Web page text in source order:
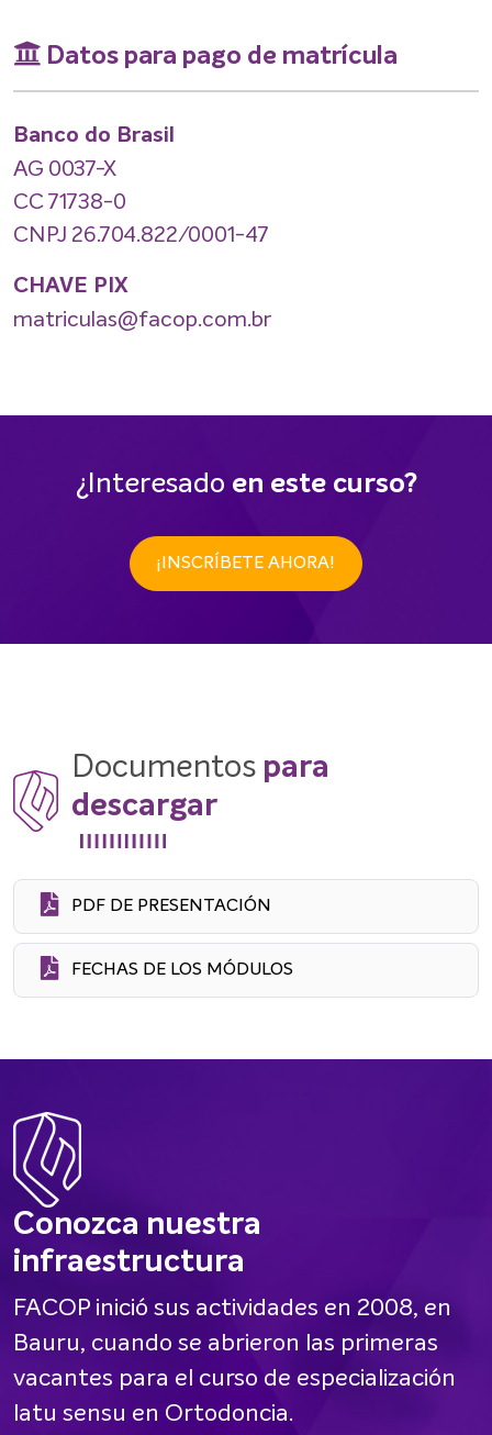
Datos para pago de matrícula
Banco do Brasil
AG 0037-X
CC 71738-0
CNPJ 26.704.822/0001-47
CHAVE PIX
matriculas@facop.com.br
¿Interesado en este curso?
¡INSCRÍBETE AHORA!
Documentos para
descargar
PDF DE PRESENTACIÓN
FECHAS DE LOS MÓDULOS
Conozca nuestra
infraestructura
FACOP inició sus actividades en 2008, en
Bauru, cuando se abrieron las primeras
vacantes para el curso de especialización
latu sensu en Ortodoncia.